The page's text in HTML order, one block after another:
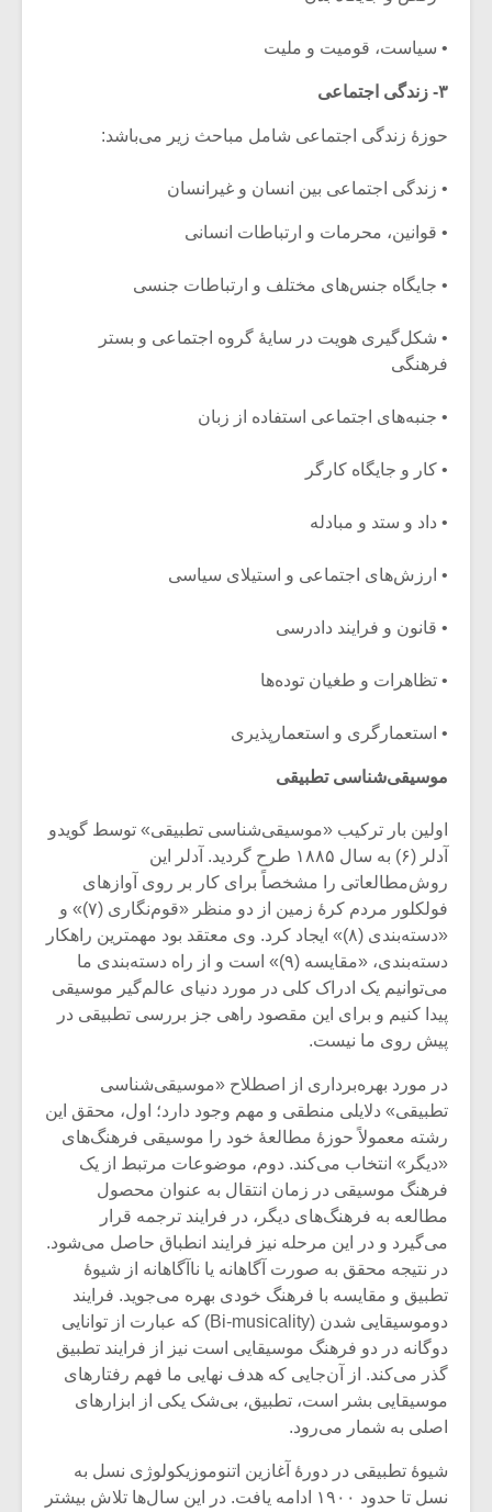
• سیاست، قومیت و ملیت
۳- زندگی اجتماعی
حوزۀ زندگی اجتماعی شامل مباحث زیر می‌باشد:
• زندگی اجتماعی بین انسان و غیرانسان
• قوانین، محرمات و ارتباطات انسانی
• جایگاه جنس‌های مختلف و ارتباطات جنسی
• شکل‌گیری هویت در سایۀ گروه اجتماعی و بستر
فرهنگی
• جنبه‌های اجتماعی استفاده از زبان
• کار و جایگاه کارگر
• داد و ستد و مبادله
• ارزش‌های اجتماعی و استیلای سیاسی
• قانون و فرایند دادرسی
• تظاهرات و طغیان توده‌ها
• استعمارگری و استعمارپذیری
موسیقی‌شناسی تطبیقی
اولین بار ترکیب «موسیقی‌شناسی تطبیقی» توسط گویدو
آدلر (۶) به سال ۱۸۸۵ طرح گردید. آدلر این
روش‌مطالعاتی را مشخصاً برای کار بر روی آوازهای
فولکلور مردم کرۀ زمین از دو منظر «قوم‌نگار‌ی (۷)» و
«دسته‌بندی (۸)» ایجاد کرد. وی معتقد بود مهمترین راهکار
دسته‌بندی، «مقایسه (۹)» است و از راه دسته‌بندی ما
می‌توانیم یک ادراک کلی در مورد دنیای عالم‌گیر موسیقی
پیدا کنیم و برای این مقصود راهی جز بررسی تطبیقی در
پیش ‌روی ما نیست.
در مورد بهره‌برداری از اصطلاح «موسیقی‌شناسی
تطبیقی» دلایلی منطقی و مهم وجود دارد؛ اول، محقق این
رشته معمولاً حوزۀ مطالعۀ خود را موسیقی فرهنگ‌های
«دیگر» انتخاب می‌کند. دوم، موضوعات مرتبط از یک
فرهنگ موسیقی در زمان انتقال به عنوان محصول
مطالعه به فرهنگ‌های دیگر، در فرایند ترجمه قرار
می‌گیرد و در این مرحله نیز فرایند انطباق حاصل می‌شود.
در نتیجه محقق به صورت آگاهانه یا ناآگاهانه از شیوۀ
تطبیق و مقایسه با فرهنگ خودی بهره می‌جوید. فرایند
دوموسیقایی شدن (Bi-musicality) که عبارت از توانایی
دوگانه در دو فرهنگ موسیقایی است نیز از فرایند تطبیق
گذر می‌کند. از آن‌جایی که هدف نهایی ما فهم رفتارهای
موسیقایی بشر است، تطبیق، بی‌شک یکی از ابزارهای
اصلی به شمار می‌رود.
شیوۀ تطبیقی در دورۀ آغازین اتنوموزیکولوژی نسل به
نسل تا حدود ۱۹۰۰ ادامه یافت. در این سال‌ها تلاش بیشتر